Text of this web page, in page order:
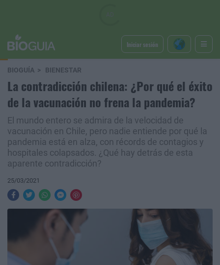
Iniciar sesión
BIOGUÍA BIENESTAR
La contradicción chilena: ¿Por qué el éxito
de la vacunación no frena la pandemia?
El mundo entero se admira de la velocidad de
vacunación en Chile, pero nadie entiende por qué la
pandemia está en alza, con récords de contagios y
hospitales colapsados. ¿Qué hay detrás de esta
aparente contradicción?
25/03/2021